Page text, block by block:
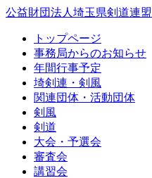
公益財団法人埼玉県剣道連盟
トップページ
事務局からのお知らせ
年間行事予定
埼剣連・剣風
関連団体・活動団体
剣風
剣道
大会・予選会
審査会
講習会